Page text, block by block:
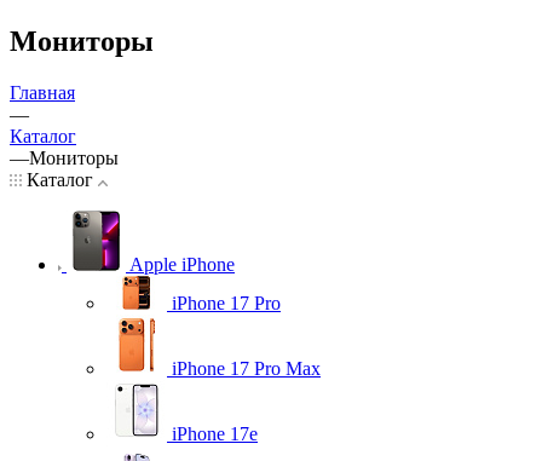
Мониторы
Главная
—
Каталог
—Мониторы
Каталог
Apple iPhone
iPhone 17 Pro
iPhone 17 Pro Max
iPhone 17e